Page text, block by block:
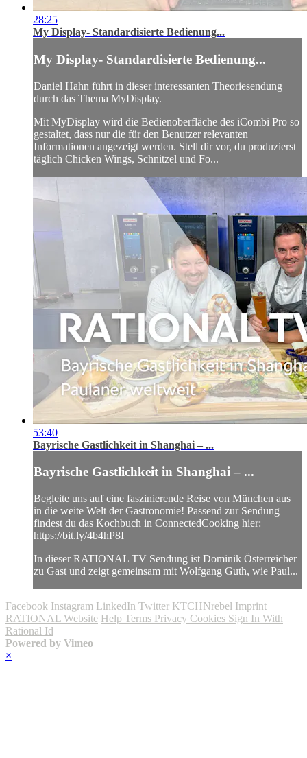
28:25
My Display- Standardisierte Bedienung...
My Display- Standardisierte Bedienung...
Daniel Hahn führt in dieser interessanten Theoriesendung
durch das Thema MyDisplay.
Mit MyDisplay wird die Bedienoberfläche des iCombi Pro so
gestaltet, dass nur die für den Benutzer relevanten
Informationen angezeigt werden. Stell dir vor, du produzierst
täglich Chicken Wings, Schnitzel und Fo...
53:40
Bayrische Gastlichkeit in Shanghai – ...
Bayrische Gastlichkeit in Shanghai – ...
Begleite uns auf eine faszinierende Reise von München aus
in die weite Welt der Gastronomie! Passend zur Sendung
findest du das Kochbuch in ConnectedCooking hier:
https://bit.ly/4b4hP8I
In dieser RATIONAL TV Sendung ist Dominik Österreicher
zu Gast und zeigt gemeinsam mit Wolfgang Guth, wie Paul...
Facebook Instagram LinkedIn Twitter KTCHNrebel Imprint
RATIONAL Website Help Terms Privacy Cookies Sign In With
Rational Id
Powered by Vimeo
×